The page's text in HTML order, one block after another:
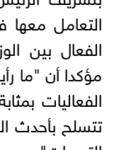
التعامل
الفعال بين
مؤكدا أن "ما
الفعاليات
تتسلح بأحدث